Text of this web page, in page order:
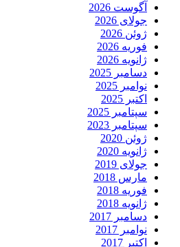
آگوست 2026
جولای 2026
ژوئن 2026
فوریه 2026
ژانویه 2026
دسامبر 2025
نوامبر 2025
اکتبر 2025
سپتامبر 2025
سپتامبر 2023
ژوئن 2020
ژانویه 2020
جولای 2019
مارس 2018
فوریه 2018
ژانویه 2018
دسامبر 2017
نوامبر 2017
اکتبر 2017